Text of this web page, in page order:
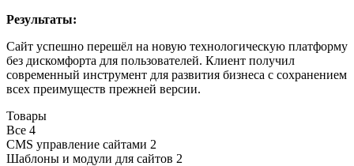
Результаты:
Сайт успешно перешёл на новую технологическую платформу
без дискомфорта для пользователей. Клиент получил
современный инструмент для развития бизнеса с сохранением
всех преимуществ прежней версии.
Товары
Все 4
CMS управление сайтами 2
Шаблоны и модули для сайтов 2